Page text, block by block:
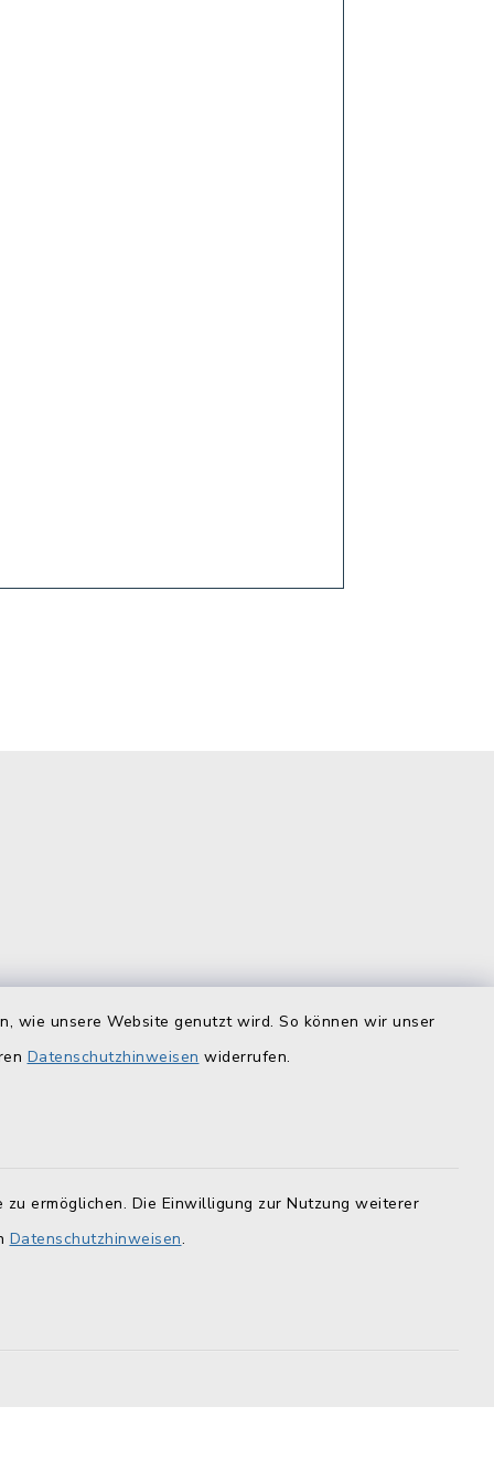
wie unsere Website genutzt wird. So können wir unser
Datenschutzhinweisen widerrufen.
ermöglichen. Die Einwilligung zur Nutzung weiterer
Datenschutzhinweisen.
Quicklinks